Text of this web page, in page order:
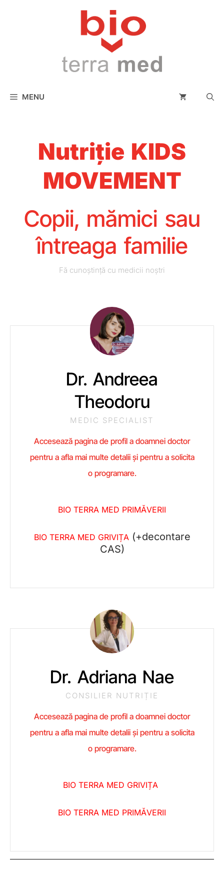
MENU
Nutriție KIDS
MOVEMENT
Copii, mămici sau
întreaga familie
Fă cunoștință cu medicii noștri
Dr. Andreea
Theodoru
MEDIC SPECIALIST
Accesează pagina de profil a doamnei doctor
pentru a afla mai multe detalii și pentru a solicita
o programare.
BIO TERRA MED PRIMĂVERII
BIO TERRA MED GRIVIȚA(+decontare
CAS)
Dr. Adriana Nae
CONSILIER NUTRIȚIE
Accesează pagina de profil a doamnei doctor
pentru a afla mai multe detalii și pentru a solicita
o programare.
BIO TERRA MED GRIVIȚA
BIO TERRA MED PRIMĂVERII